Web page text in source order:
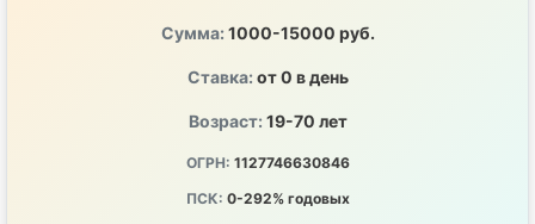
Сумма: 1000-15000 руб.
Ставка: от 0 в день
Возраст: 19-70 лет
ОГРН: 1127746630846
ПСК: 0-292% годовых